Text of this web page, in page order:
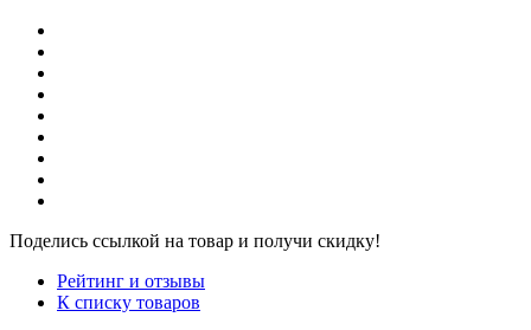
Поделись ссылкой на товар и получи скидку!
Рейтинг и отзывы
К списку товаров